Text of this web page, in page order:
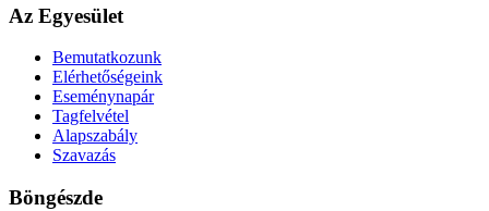
Az Egyesület
Bemutatkozunk
Elérhetőségeink
Eseménynapár
Tagfelvétel
Alapszabály
Szavazás
Böngészde